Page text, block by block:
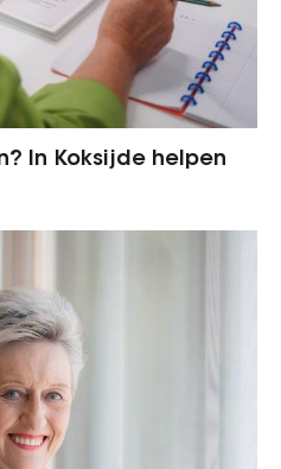
In Koksijde helpen